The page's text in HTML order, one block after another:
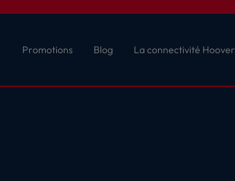
Promotions Blog La connectivité Hoover